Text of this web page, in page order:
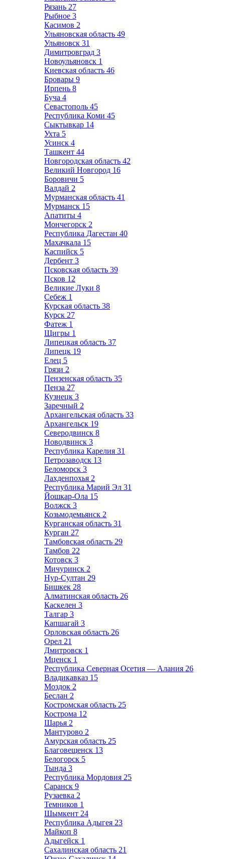
Рязань 27
Рыбное 3
Касимов 2
Ульяновская область 49
Ульяновск 31
Димитровград 3
Новоульяновск 1
Киевская область 46
Бровары 9
Ирпень 8
Буча 4
Севастополь 45
Республика Коми 45
Сыктывкар 14
Ухта 5
Усинск 4
Ташкент 44
Новгородская область 42
Великий Новгород 16
Боровичи 5
Валдай 2
Мурманская область 41
Мурманск 15
Апатиты 4
Мончегорск 2
Республика Дагестан 40
Махачкала 15
Каспийск 5
Дербент 3
Псковская область 39
Псков 12
Великие Луки 8
Себеж 1
Курская область 38
Курск 27
Фатеж 1
Щигры 1
Липецкая область 37
Липецк 19
Елец 5
Грязи 2
Пензенская область 35
Пенза 27
Кузнецк 3
Заречный 2
Архангельская область 33
Архангельск 19
Северодвинск 8
Новодвинск 3
Республика Карелия 31
Петрозаводск 13
Беломорск 3
Лахденпохья 2
Республика Марий Эл 31
Йошкар-Ола 15
Волжск 3
Козьмодемьянск 2
Курганская область 31
Курган 27
Тамбовская область 29
Тамбов 22
Котовск 3
Мичуринск 2
Нур-Султан 29
Бишкек 28
Алматинская область 26
Каскелен 3
Талгар 3
Капшагай 3
Орловская область 26
Орел 21
Дмитровск 1
Мценск 1
Республика Северная Осетия — Алания 26
Владикавказ 15
Моздок 2
Беслан 2
Костромская область 25
Кострома 12
Шарья 2
Мантурово 2
Амурская область 25
Благовещенск 13
Белогорск 5
Тында 3
Республика Мордовия 25
Саранск 9
Рузаевка 2
Темников 1
Шымкент 24
Республика Адыгея 23
Майкоп 8
Адыгейск 1
Сахалинская область 21